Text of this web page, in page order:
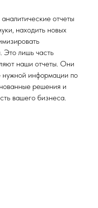
отчеты
находить новых
Это лишь часть
наши отчеты. Они
нужной информации по
решения и
вашего бизнеса.